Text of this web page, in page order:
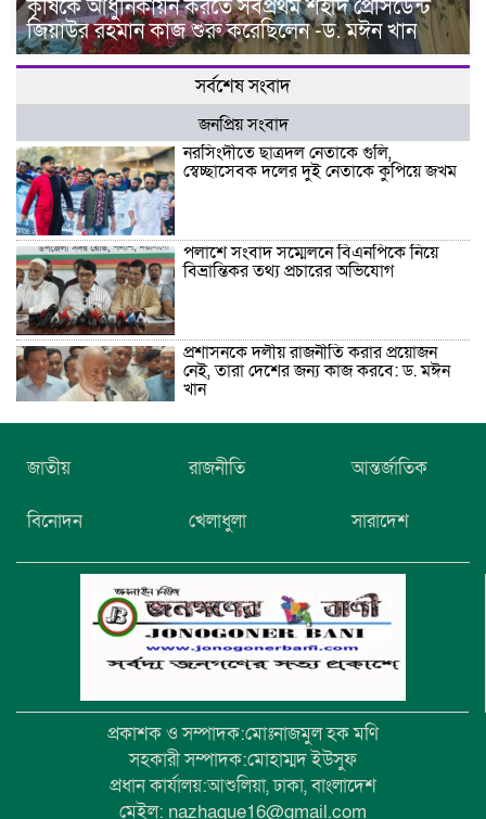
কৃষিকে আধুনিকায়ন করতে সর্বপ্রথম শহীদ প্রেসিডেন্ট
জিয়াউর রহমান কাজ শুরু করেছিলেন -ড. মঈন খান
সর্বশেষ সংবাদ
জনপ্রিয় সংবাদ
নরসিংদীতে ছাত্রদল নেতাকে গুলি,
স্বেচ্ছাসেবক দলের দুই নেতাকে কুপিয়ে জখম
পলাশে সংবাদ সম্মেলনে বিএনপিকে নিয়ে
বিভ্রান্তিকর তথ্য প্রচারের অভিযোগ
প্রশাসনকে দলীয় রাজনীতি করার প্রয়োজন
নেই, তারা দেশের জন্য কাজ করবে: ড. মঈন
খান
নিখোঁজের তিনদিন পর মাইক্রোবাস চালকের
মরদেহ উদ্ধার
উচ্চ বিদ্যালয়ের ৮১তম বার্ষিক ক্রীড়া
জাতীয় রাজনীতি আন্তর্জাতিক
বিনোদন খেলাধুলা সারাদেশ
প্রকাশক ও সম্পাদক:মোঃনাজমুল হক মণি
সহকারী সম্পাদক:মোহাম্মদ ইউসুফ
প্রধান কার্যালয়:আশুলিয়া, ঢাকা, বাংলাদেশ
মেইল: nazhaque16@gmail.com